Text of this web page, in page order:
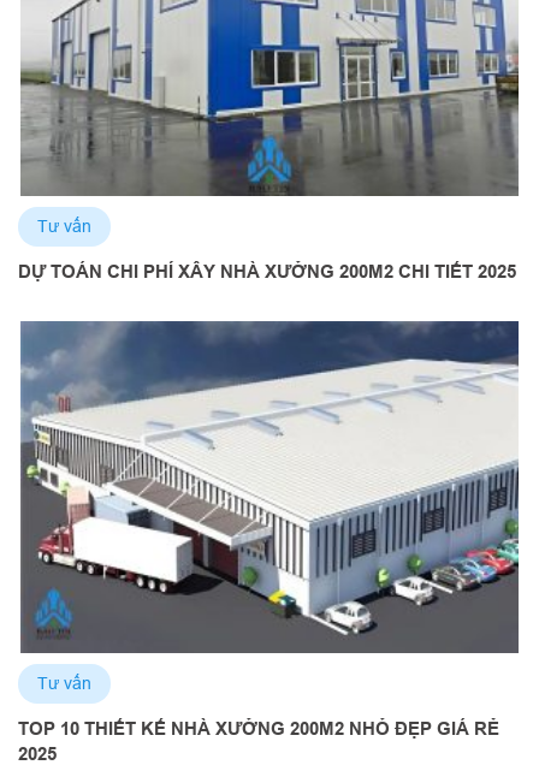
Tư vấn
DỰ TOÁN CHI PHÍ XÂY NHÀ XƯỞNG 200M2 CHI TIẾT 2025
Tư vấn
TOP 10 THIẾT KẾ NHÀ XƯỞNG 200M2 NHỎ ĐẸP GIÁ RẺ
2025